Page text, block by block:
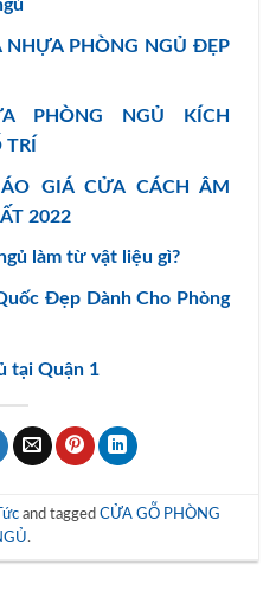
PHÒNG NGỦ ĐẸP
PHÒNG NGỦ KÍCH
GIÁ CỬA CÁCH ÂM
2022
làm từ vật liệu gì?
Đẹp Dành Cho Phòng
tại Quận 1
and tagged CỬA GỖ PHÒNG
.